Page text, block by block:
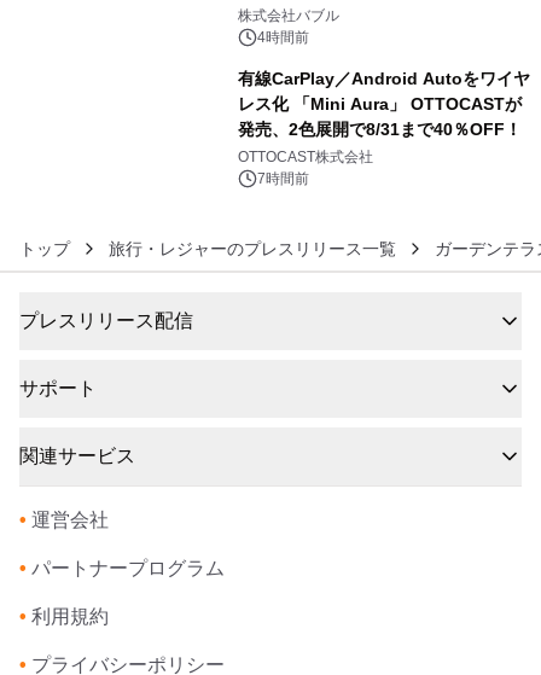
株式会社バブル
4時間前
有線CarPlay／Android Autoをワイヤ
レス化 「Mini Aura」 OTTOCASTが
発売、2色展開で8/31まで40％OFF！
OTTOCAST株式会社
7時間前
トップ 旅行・レジャーのプレスリリース一覧 ガーデンテ
プレスリリース配信
サポート
関連サービス
• 運営会社
• パートナープログラム
• 利用規約
• プライバシーポリシー